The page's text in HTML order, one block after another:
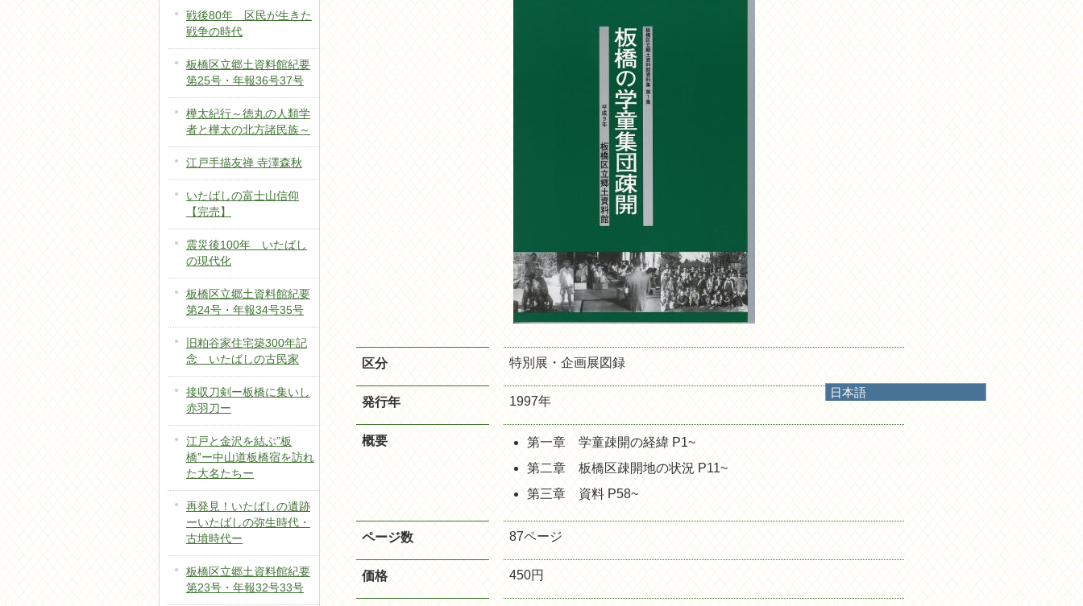
日本語
English
区分 特別展・企画展図録
発行年 1997年
概要
第一章 学童疎開の経緯 P1~
第二章 板橋区疎開地の状況 P11~
第三章 資料 P58~
ページ数 87ページ
価格 450円
戦後80年 区民が生きた
戦争の時代
板橋区立郷土資料館紀要
第25号・年報36号37号
樺太紀行～徳丸の人類学
者と樺太の北方諸民族～
江戸手描友禅 寺澤森秋
いたばしの富士山信仰
【完売】
震災後100年 いたばし
の現代化
板橋区立郷土資料館紀要
第24号・年報34号35号
旧粕谷家住宅築300年記
念 いたばしの古民家
接収刀剣ー板橋に集いし
赤羽刀ー
江戸と金沢を結ぶ”板
橋”ー中山道板橋宿を訪れ
た大名たちー
再発見！いたばしの遺跡
ーいたばしの弥生時代・
古墳時代ー
板橋区立郷土資料館紀要
第23号・年報32号33号